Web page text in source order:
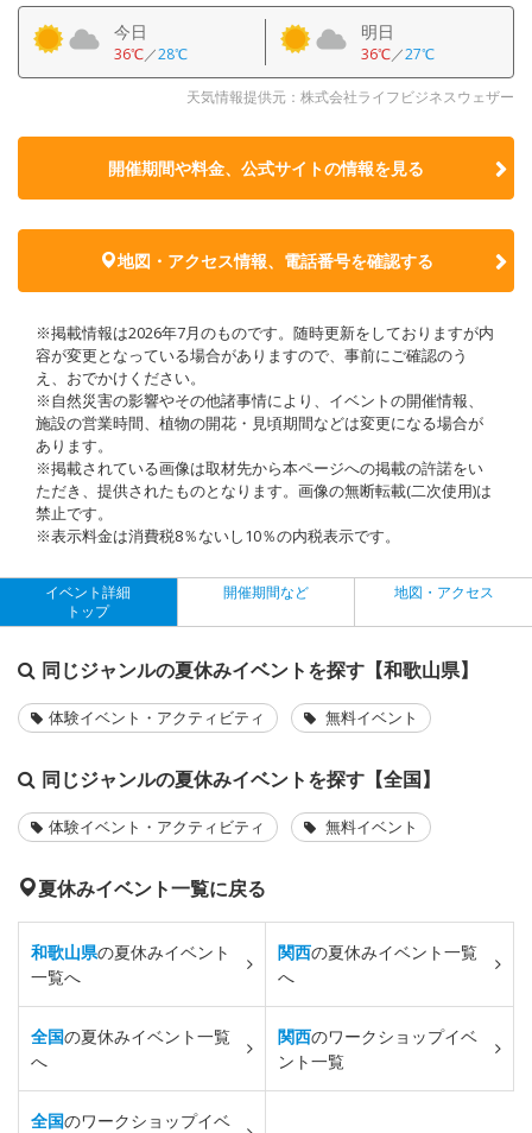
今日
36℃／28℃
明日
36℃／27℃
天気情報提供元：株式会社ライフビジネスウェザー
開催期間や料金、公式サイトの情報を見る
地図・アクセス情報、電話番号を確認する
※掲載情報は2026年7月のものです。随時更新をしておりますが内
容が変更となっている場合がありますので、事前にご確認のう
え、おでかけください。
※自然災害の影響やその他諸事情により、イベントの開催情報、
施設の営業時間、植物の開花・見頃期間などは変更になる場合が
あります。
※掲載されている画像は取材先から本ページへの掲載の許諾をい
ただき、提供されたものとなります。画像の無断転載(二次使用)は
禁止です。
※表示料金は消費税8％ないし10％の内税表示です。
イベント詳細
トップ
開催期間など 地図・アクセス
同じジャンルの夏休みイベントを探す【和歌山県】
体験イベント・アクティビティ 無料イベント
同じジャンルの夏休みイベントを探す【全国】
体験イベント・アクティビティ 無料イベント
夏休みイベント一覧に戻る
和歌山県の夏休みイベント
一覧へ
関西の夏休みイベント一覧
へ
全国の夏休みイベント一覧
へ
関西のワークショップイベ
ント一覧
全国のワークショップイベ